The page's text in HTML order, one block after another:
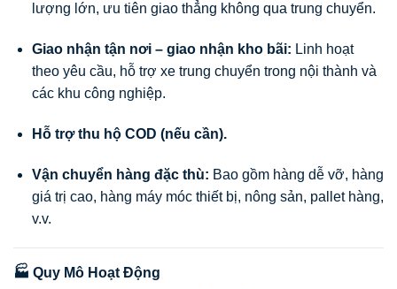
lượng lớn, ưu tiên giao thẳng không qua trung chuyển.
Giao nhận tận nơi – giao nhận kho bãi: Linh hoạt
theo yêu cầu, hỗ trợ xe trung chuyển trong nội thành và
các khu công nghiệp.
Hỗ trợ thu hộ COD (nếu cần).
Vận chuyển hàng đặc thù: Bao gồm hàng dễ vỡ, hàng
giá trị cao, hàng máy móc thiết bị, nông sản, pallet hàng,
v.v.
🏭 Quy Mô Hoạt Động